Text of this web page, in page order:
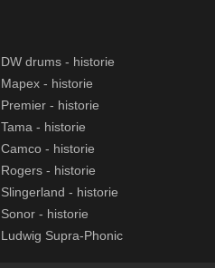
DW drums - historie
Mapex - historie
Premier - historie
Tama - historie
Camco - historie
Rogers - historie
Slingerland - historie
Sonor - historie
Ludwig Supra-Phonic